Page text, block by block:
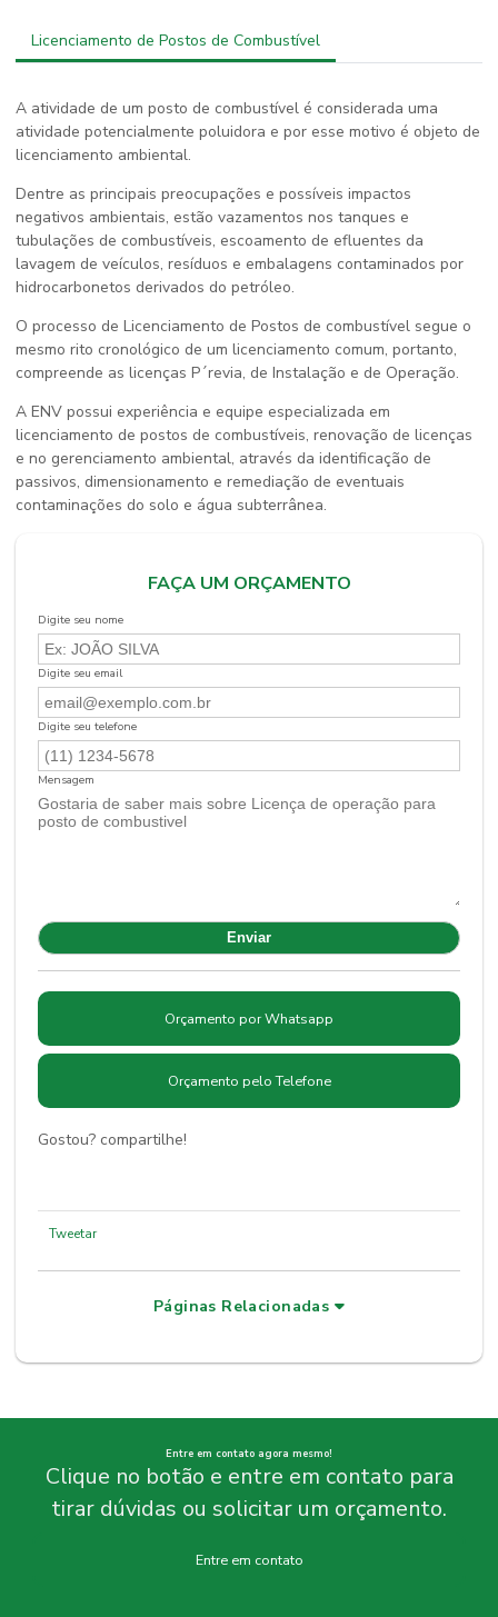
Licenciamento de Postos de Combustível
A atividade de um posto de combustível é considerada uma
atividade potencialmente poluidora e por esse motivo é objeto de
licenciamento ambiental.
Dentre as principais preocupações e possíveis impactos
negativos ambientais, estão vazamentos nos tanques e
tubulações de combustíveis, escoamento de efluentes da
lavagem de veículos, resíduos e embalagens contaminados por
hidrocarbonetos derivados do petróleo.
O processo de Licenciamento de Postos de combustível segue o
mesmo rito cronológico de um licenciamento comum, portanto,
compreende as licenças P´revia, de Instalação e de Operação.
A ENV possui experiência e equipe especializada em
licenciamento de postos de combustíveis, renovação de licenças
e no gerenciamento ambiental, através da identificação de
passivos, dimensionamento e remediação de eventuais
contaminações do solo e água subterrânea.
FAÇA UM ORÇAMENTO
Digite seu nome
Digite seu email
Digite seu telefone
Mensagem
Orçamento por Whatsapp
Orçamento pelo Telefone
Gostou? compartilhe!
Tweetar
Páginas Relacionadas
Entre em contato agora mesmo!
Clique no botão e entre em contato para
tirar dúvidas ou solicitar um orçamento.
Entre em contato